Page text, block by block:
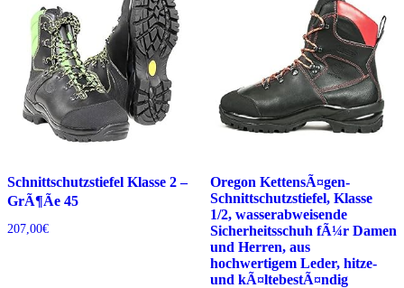
Schnittschutzstiefel Klasse 2 –
GrÃ¶Ãe 45
207,00€
Oregon KettensÃ¤gen-
Schnittschutzstiefel, Klasse
1/2, wasserabweisende
Sicherheitsschuh fÃ¼r Damen
und Herren, aus
hochwertigem Leder, hitze-
und kÃ¤ltebestÃ¤ndig